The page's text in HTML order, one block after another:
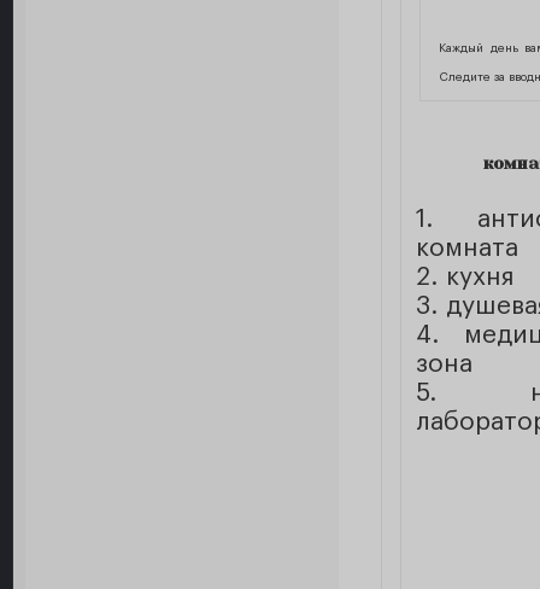
Каждый день
Следите за
1.
комната
2. кухня
3.
4.
зона
5.